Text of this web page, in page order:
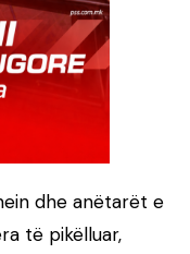
dhe anëtarët e
të pikëlluar,